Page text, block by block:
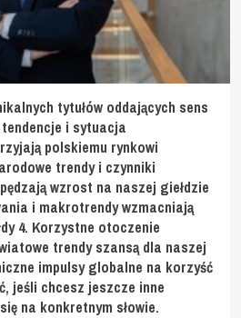
tytułów oddających sens
i sytuacja
polskiemu rynkowi
trendy i czynniki
wzrost na naszej giełdzie
i makrotrendy wzmacniają
4. Korzystne otoczenie
trendy szansą dla naszej
impulsy globalne na korzyść
jeśli chcesz jeszcze inne
na konkretnym słowie.